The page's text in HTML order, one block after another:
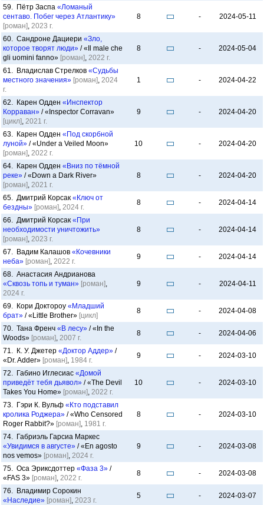
59. Пётр Заспа «Ломаный
сентаво. Побег через Атлантику»
[роман], 2023 г.
8 - 2024-05-11
60. Сандроне Дациери «Зло,
которое творят люди» / «Il male che
gli uomini fanno» [роман], 2022 г.
8 - 2024-05-04
61. Владислав Стрелков «Судьбы
местного значения» [роман], 2024
г.
1 - 2024-04-22
62. Карен Одден «Инспектор
Корраван» / «Inspector Corravan»
[цикл], 2021 г.
9 - 2024-04-20
63. Карен Одден «Под скорбной
луной» / «Under a Veiled Moon»
[роман], 2022 г.
10 - 2024-04-20
64. Карен Одден «Вниз по тёмной
реке» / «Down a Dark River»
[роман], 2021 г.
8 - 2024-04-20
65. Дмитрий Корсак «Ключ от
бездны» [роман], 2024 г.
8 - 2024-04-14
66. Дмитрий Корсак «При
необходимости уничтожить»
[роман], 2023 г.
8 - 2024-04-14
67. Вадим Калашов «Кочевники
неба» [роман], 2022 г.
9 - 2024-04-14
68. Анастасия Андрианова
«Сквозь топь и туман» [роман],
2024 г.
9 - 2024-04-11
69. Кори Доктороу «Младший
брат» / «Little Brother» [цикл]
8 - 2024-04-08
70. Тана Френч «В лесу» / «In the
Woods» [роман], 2007 г.
8 - 2024-04-06
71. К. У. Джетер «Доктор Аддер» /
«Dr. Adder» [роман], 1984 г.
9 - 2024-03-10
72. Габино Иглесиас «Домой
приведёт тебя дьявол» / «The Devil
Takes You Home» [роман], 2022 г.
10 - 2024-03-10
73. Гэри К. Вульф «Кто подставил
кролика Роджера» / «Who Censored
Roger Rabbit?» [роман], 1981 г.
8 - 2024-03-10
74. Габриэль Гарсиа Маркес
«Увидимся в августе» / «En agosto
nos vemos» [роман], 2024 г.
9 - 2024-03-08
75. Оса Эриксдоттер «Фаза 3» /
«FAS 3» [роман], 2022 г.
8 - 2024-03-08
76. Владимир Сорокин
«Наследие» [роман], 2023 г.
5 - 2024-03-07